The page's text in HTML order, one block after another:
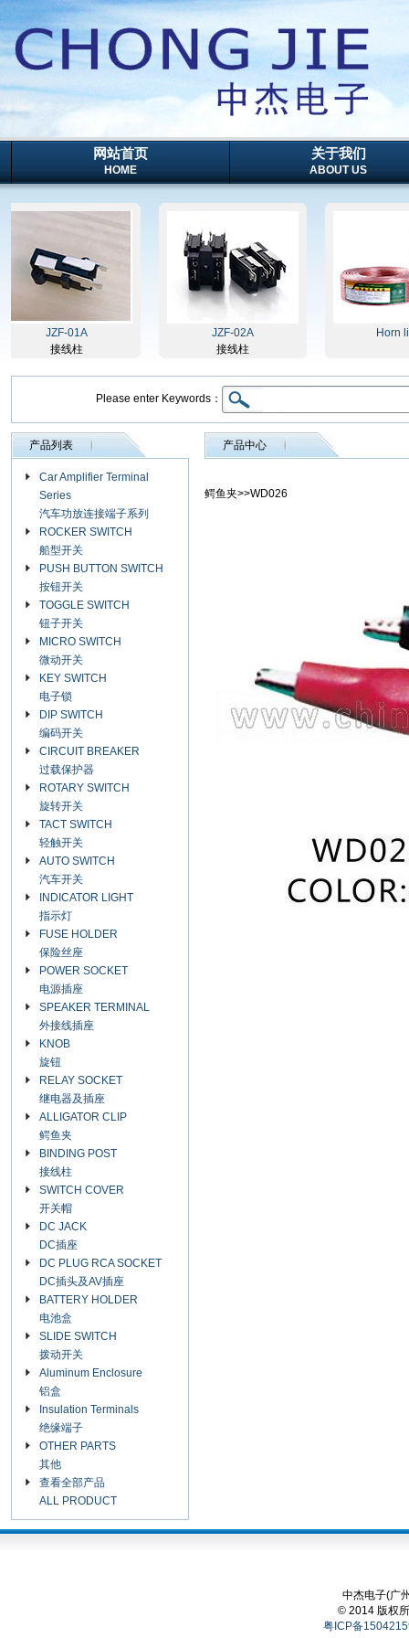
网站首页
HOME
关于我们
ABOUT US
JZF-01A
接线柱
JZF-02A
接线柱
Horn line
Please enter Keywords：
产品列表
Car Amplifier Terminal
Series
汽车功放连接端子系列
ROCKER SWITCH
船型开关
PUSH BUTTON SWITCH
按钮开关
TOGGLE SWITCH
钮子开关
MICRO SWITCH
微动开关
KEY SWITCH
电子锁
DIP SWITCH
编码开关
CIRCUIT BREAKER
过载保护器
ROTARY SWITCH
旋转开关
TACT SWITCH
轻触开关
AUTO SWITCH
汽车开关
INDICATOR LIGHT
指示灯
FUSE HOLDER
保险丝座
POWER SOCKET
电源插座
SPEAKER TERMINAL
外接线插座
KNOB
旋钮
RELAY SOCKET
继电器及插座
ALLIGATOR CLIP
鳄鱼夹
BINDING POST
接线柱
SWITCH COVER
开关帽
DC JACK
DC插座
DC PLUG RCA SOCKET
DC插头及AV插座
BATTERY HOLDER
电池盒
SLIDE SWITCH
拨动开关
Aluminum Enclosure
铝盒
Insulation Terminals
绝缘端子
OTHER PARTS
其他
查看全部产品
ALL PRODUCT
产品中心
鳄鱼夹>>WD026
中杰电子(广
© 2014 版权
粤ICP备